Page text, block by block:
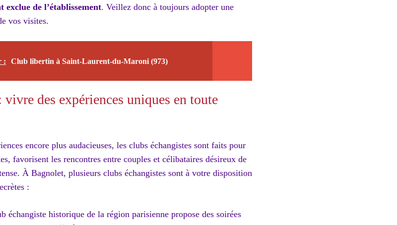
exclue de l’établissement. Veillez donc à toujours adopter une
vos visites.
: Club libertin à Saint-Laurent-du-Maroni (973)
des expériences uniques en toute
encore plus audacieuses, les clubs échangistes sont faits pour
favorisent les rencontres entre couples et célibataires désireux de
À Bagnolet, plusieurs clubs échangistes sont à votre disposition
:
échangiste historique de la région parisienne propose des soirées